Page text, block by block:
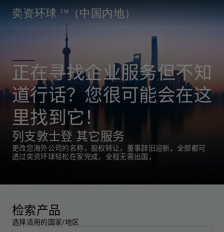
奕资环球 ™（中国内地）
正在寻找企业服务但不知
道行话？您很可能会在这
里找到它！
列支敦士登 其它服务
更改您海外公司的名称，股权转让，董事辞旧迎新。全部都可
透过奕资环球轻松在家完成，全程无需出国，
检索产品
选择适用的国家/地区